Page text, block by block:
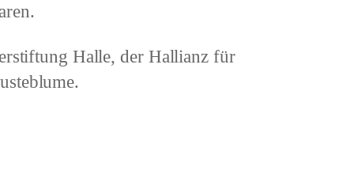
Halle, der Hallianz für